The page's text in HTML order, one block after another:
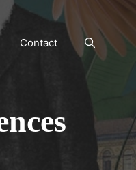
Contact